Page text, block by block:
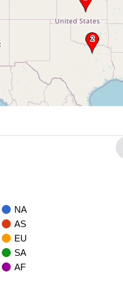
NA
AS
EU
SA
AF